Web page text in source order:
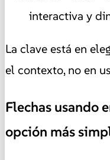
interactiva y
La clave está en
el contexto, no en
Flechas usando
opción más